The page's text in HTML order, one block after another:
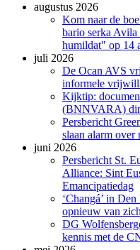
augustus 2026
Kom naar de
bario serka
humildat" op 14
juli 2026
De Ocan AVS
informele
Kijktip:
(BNNVARA)
Persbericht
slaan alarm over
juni 2026
Persbericht St.
Alliance: Sint
Emancipatiedag
‘Changá’ in
opnieuw van
DG
kennis met de